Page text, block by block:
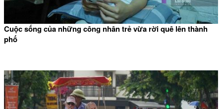
Cuộc sống của những công nhân trẻ vừa rời quê lên thành
phố